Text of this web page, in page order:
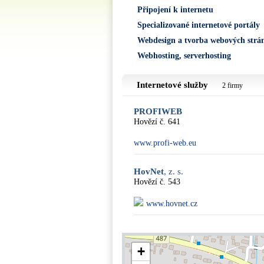
Připojení k internetu
Specializované internetové portály
Webdesign a tvorba webových
Webhosting, serverhosting
Internetové služby 2 firmy
PROFIWEB
Hovězí č. 641
www.profi-web.eu
HovNet, z. s.
Hovězí č. 543
www.hovnet.cz
+